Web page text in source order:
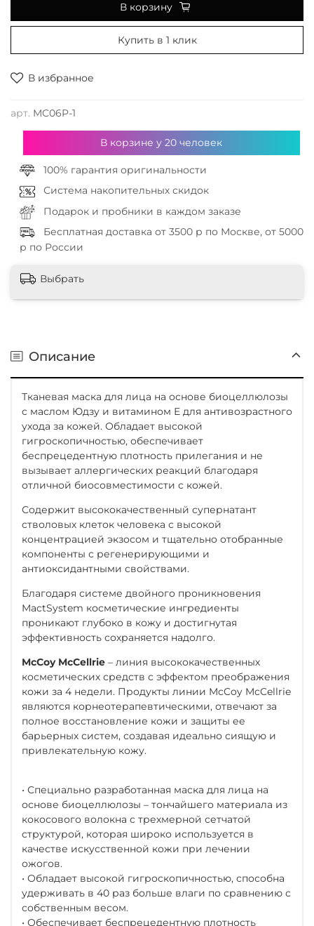
В избранное
арт. MC06P-1
В корзину
Купить в 1 клик
В корзине у20 человек
100% гарантия оригинальности
Система накопительных скидок
Подарок и пробники в каждом заказе
Бесплатная доставка от 3500 р по Москве, от 5000
р по России
Выбрать
Описание
Тканевая маска для лица на основе биоцеллюлозы
с маслом Юдзу и витамином Е для антивозрастного
ухода за кожей. Обладает высокой
гигроскопичностью, обеспечивает
беспрецедентную плотность прилегания и не
вызывает аллергических реакций благодаря
отличной биосовместимости с кожей.
Содержит высококачественный супернатант
стволовых клеток человека с высокой
концентрацией экзосом и тщательно отобранные
компоненты с регенерирующими и
антиоксидантными свойствами.
Благодаря системе двойного проникновения
MactSystem косметические ингредиенты
проникают глубоко в кожу и достигнутая
эффективность сохраняется надолго.
McCoy McCellrie – линия высококачественных
косметических средств с эффектом преображения
кожи за 4 недели. Продукты линии McCoy McCellrie
являются корнеотерапевтическими, отвечают за
полное восстановление кожи и защиты ее
барьерных систем, создавая идеально сиящую и
привлекательную кожу.
• Специально разработанная маска для лица на
основе биоцеллюлозы – тончайшего материала из
кокосового волокна с трехмерной сетчатой
структурой, которая широко используется в
качестве искусственной кожи при лечении
ожогов.
• Обладает высокой гигроскопичностью, способна
удерживать в 40 раз больше влаги по сравнению с
собственным весом.
• Обеспечивает беспрецедентную плотность